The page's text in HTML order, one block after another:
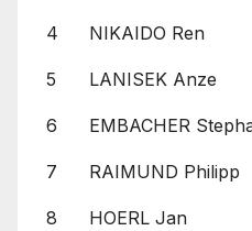
4 NIKAIDO Ren
5 LANISEK Anze
6 EMBACHER
7 RAIMUND Philipp
8 HOERL Jan